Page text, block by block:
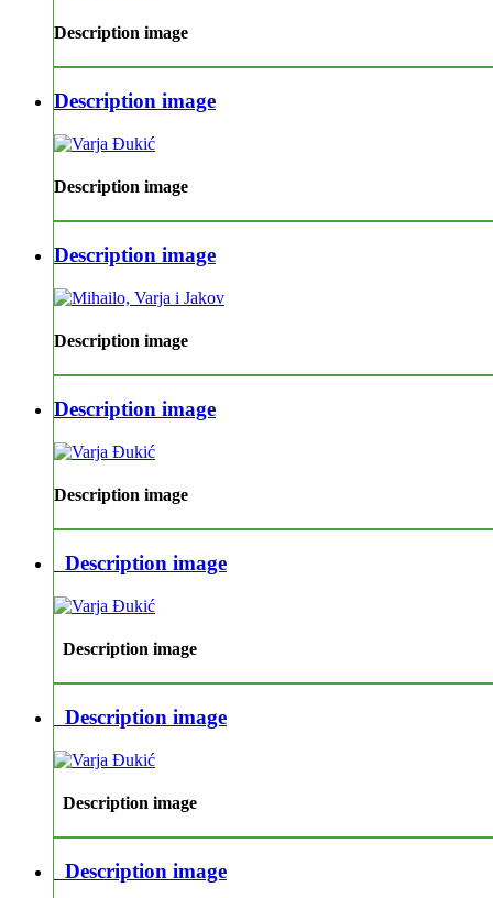
Description image
Description image
Description image
Description image
Description image
Description image
Description image
Description image
Description image
Description image
Description image
Description image